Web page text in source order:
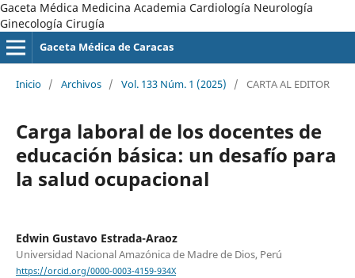
Gaceta Médica Medicina Academia Cardiología Neurología
Ginecología Cirugía
Gaceta Médica de Caracas
Inicio / Archivos / Vol. 133 Núm. 1 (2025) / CARTA AL EDITOR
Carga laboral de los docentes de
educación básica: un desafío para
la salud ocupacional
Edwin Gustavo Estrada-Araoz
Universidad Nacional Amazónica de Madre de Dios, Perú
https://orcid.org/0000-0003-4159-934X